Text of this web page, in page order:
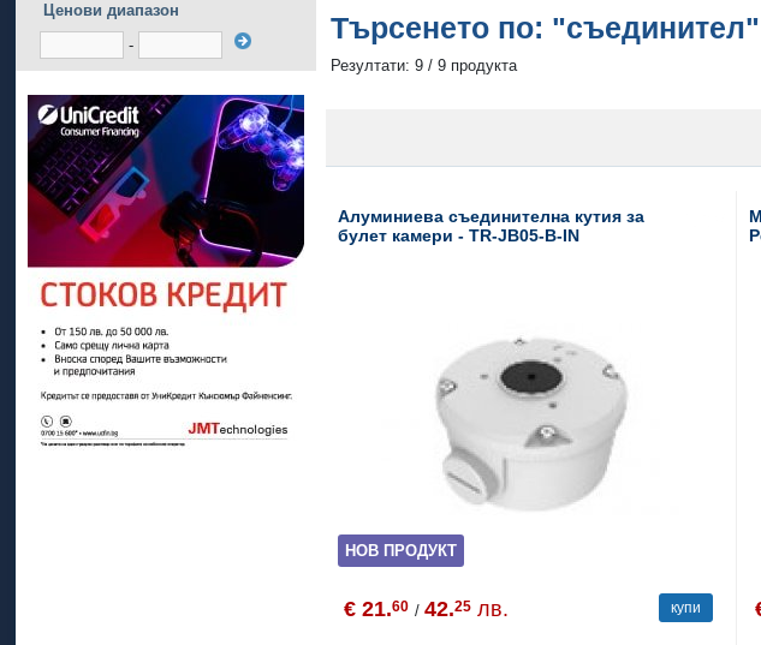
Ценови диапазон
-
Търсенето по: "съединител"
Резултати: 9 / 9 продукта
Алуминиева съединителна кутия за
булет камери - TR-JB05-B-IN
НОВ ПРОДУКТ
€ 21.60 /42.25 лв. купи